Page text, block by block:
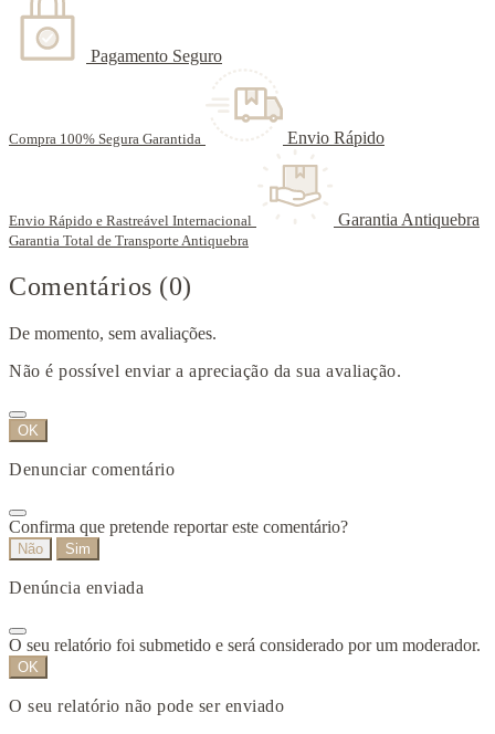
Pagamento Seguro
Compra 100% Segura Garantida Envio Rápido
Envio Rápido e Rastreável Internacional Garantia Antiquebra
Garantia Total de Transporte Antiquebra
Comentários (0)
De momento, sem avaliações.
Não é possível enviar a apreciação da sua avaliação.
OK
Denunciar comentário
Confirma que pretende reportar este comentário?
Não Sim
Denúncia enviada
O seu relatório foi submetido e será considerado por um moderador.
OK
O seu relatório não pode ser enviado